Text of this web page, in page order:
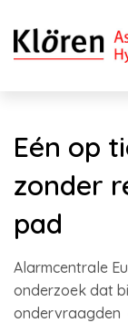
Eén op
zonder
pad
Alarmcentrale
onderzoek dat
ondervraagden